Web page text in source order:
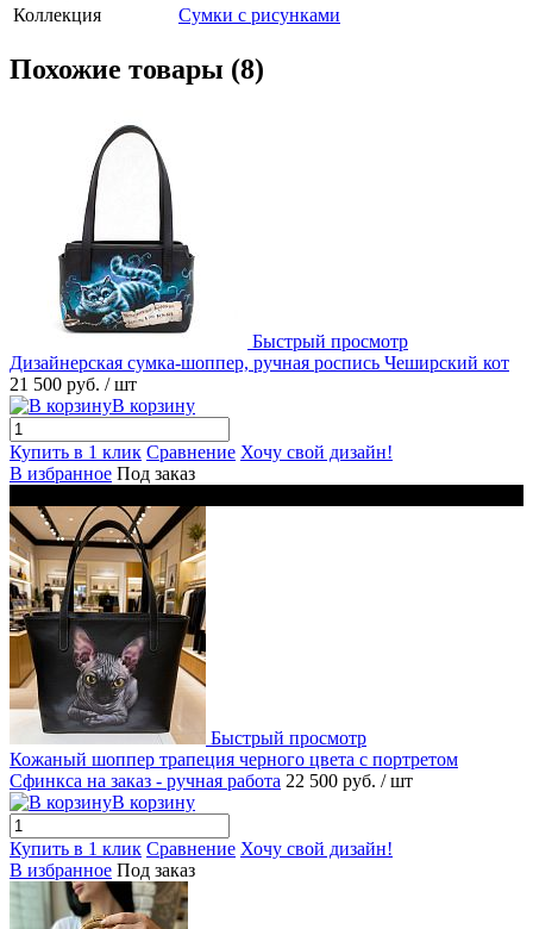
Коллекция
Сумки с рисунками
Похожие товары (8)
Быстрый просмотр
Дизайнерская сумка-шоппер, ручная роспись Чеширский кот
21 500 руб. / шт
В корзину
Купить в 1 клик Сравнение Хочу свой дизайн!
В избранное Под заказ
Быстрый просмотр
Кожаный шоппер трапеция черного цвета с портретом
Сфинкса на заказ - ручная работа 22 500 руб. / шт
В корзину
Купить в 1 клик Сравнение Хочу свой дизайн!
В избранное Под заказ